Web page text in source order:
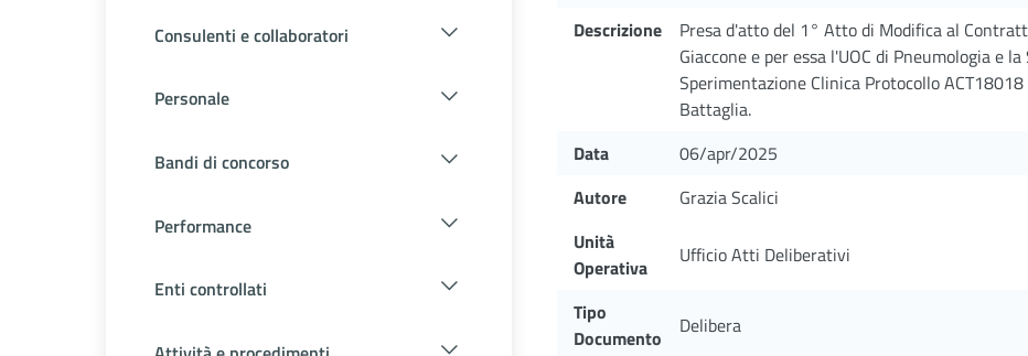
Consulenti e collaboratori
Personale
Bandi di concorso
Performance
Enti controllati
Descrizione
Presa d'atto del 1° Atto di Modifica al
Giaccone e per essa l'UOC di Pneumologia e
Sperimentazione Clinica Protocollo
Battaglia.
Data
06/apr/2025
Autore
Grazia Scalici
Unità
Operativa
Ufficio Atti Deliberativi
Tipo
Documento
Delibera